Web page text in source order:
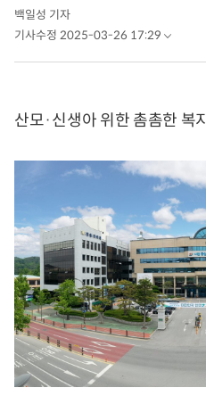
백일성 기자
기사수정 2025-03-26 17:29
산모·신생아 위한 촘촘한 복지